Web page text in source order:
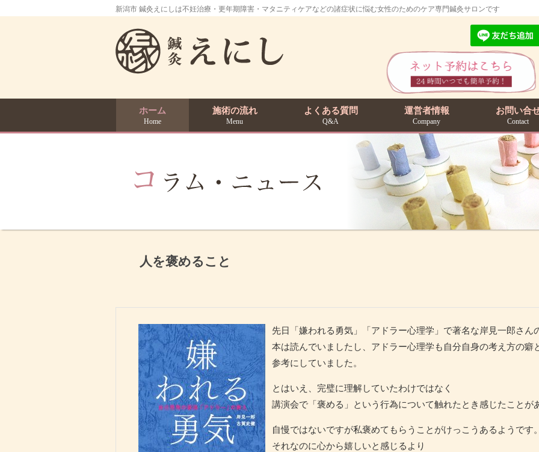
新潟市 鍼灸えにしは不妊治療・更年期障害・マタニティケアなどの諸症状に悩む女性のためのケア専門鍼灸サロンです
ホーム
Home
施術の流れ
Menu
よくある質問
Q&A
運営者情報
Company
お問い合
Contact
人を褒めること
先日「嫌われる勇気」「アドラー心理学」で著名な岸見一郎さん
本は読んでいましたし、アドラー心理学も自分自身の考え方の癖
参考にしていました。
とはいえ、完璧に理解していたわけではなく
講演会で「褒める」という行為について触れたとき感じたことが
自慢ではないですが私褒めてもらうことがけっこうあるようです。
それなのに心から嬉しいと感じるより